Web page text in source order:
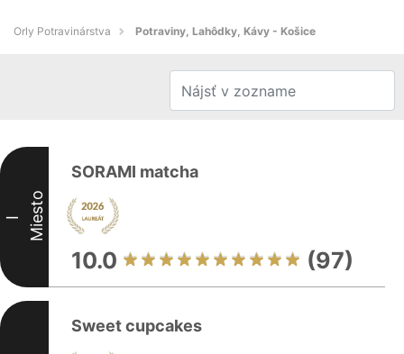
Orly Potravinárstva Potraviny, Lahôdky, Kávy - Košice
I Miesto
SORAMI matcha
10.0 (97)
Sweet cupcakes